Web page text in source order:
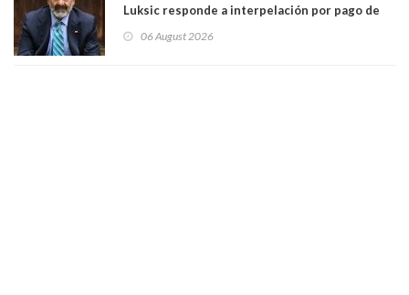
Luksic responde a interpelación por pago de
día que me muera”
06 August 2026